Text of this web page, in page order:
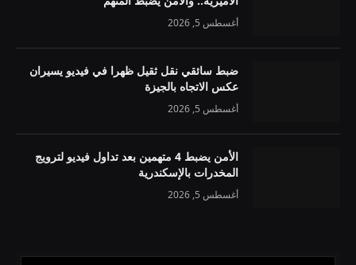
أغسطس 5, 2026
ضبط سائقي نقل ثقيل ظهرا في فيديو يسيران
عكس الاتجاه بالجيزة
أغسطس 5, 2026
الأمن يضبط 4 متهمين بعد تداول فيديو لترويج
المخدرات بالإسكندرية
أغسطس 5, 2026